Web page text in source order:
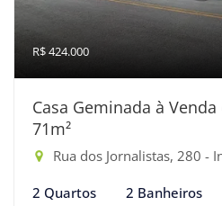
R$ 424.000
Casa Geminada à
71m²
Rua dos Jornalistas, 280 -
2 Quartos 2 Banheiros